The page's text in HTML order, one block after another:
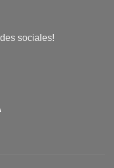
sociales!